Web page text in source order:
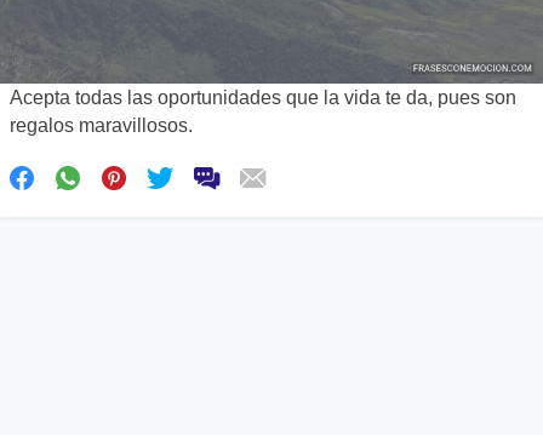
Acepta todas las oportunidades que la vida te da, pues son
regalos maravillosos.